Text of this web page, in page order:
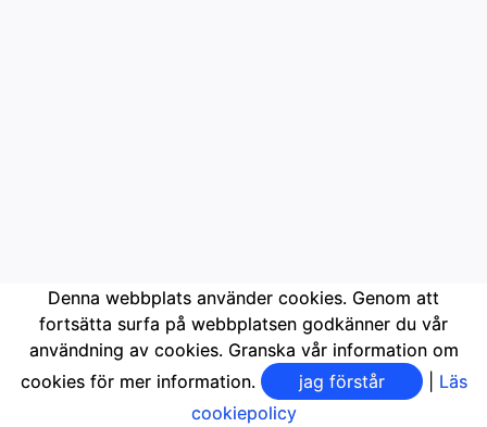
Denna webbplats använder cookies. Genom att
fortsätta surfa på webbplatsen godkänner du vår
användning av cookies. Granska vår information om
cookies för mer information.
jag förstår | Läs
cookiepolicy